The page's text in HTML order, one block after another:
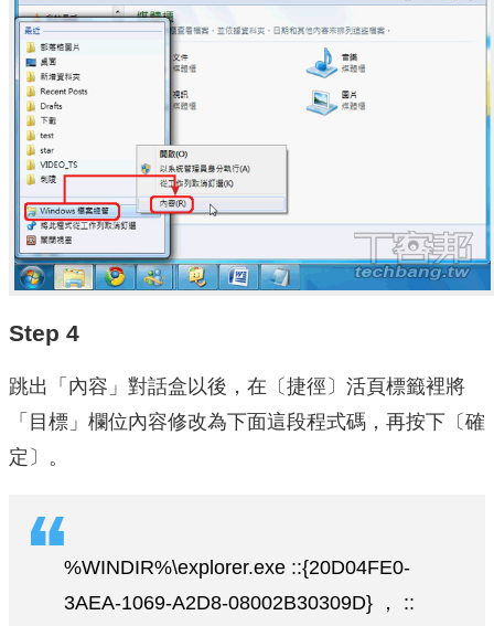
Step 4
跳出「內容」對話盒以後，在〔捷徑〕活頁標籤裡將
「目標」欄位內容修改為下面這段程式碼，再按下〔確
定〕。
%WINDIR%\explorer.exe ::{20D04FE0-
3AEA-1069-A2D8-08002B30309D} ， ::